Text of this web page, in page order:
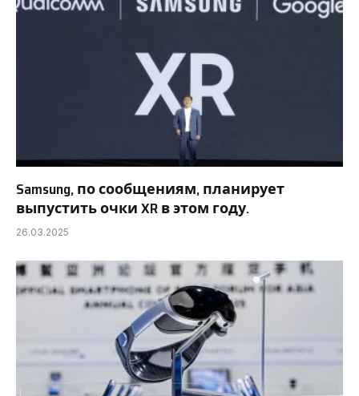
Samsung, по сообщениям, планирует
выпустить очки XR в этом году.
26.03.2025